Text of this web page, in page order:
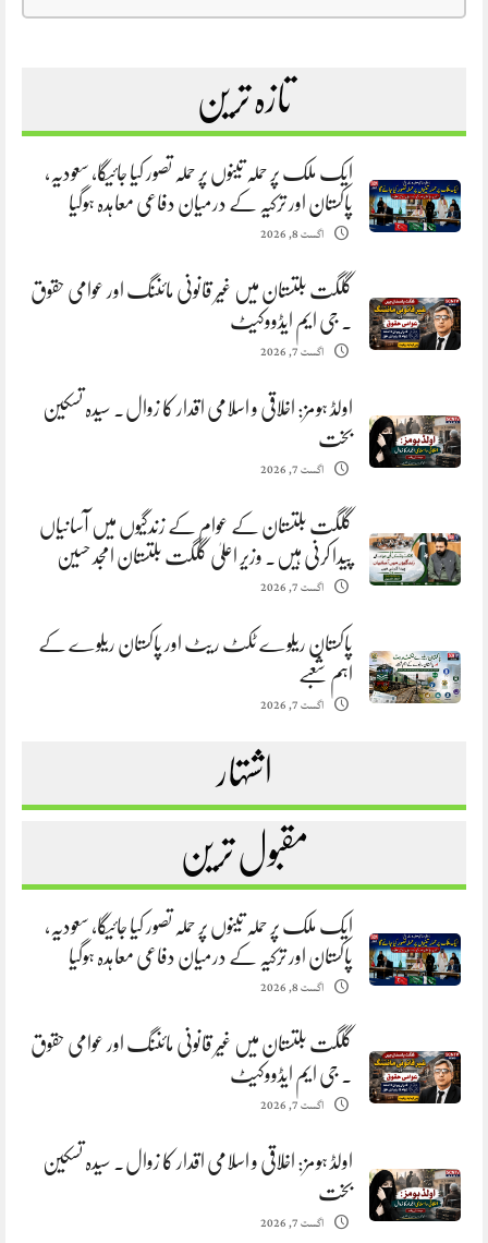
تازہ ترین
ایک ملک پر حملہ تینوں پر حملہ تصور کیا جائیگا، سعودیہ،
پاکستان اور ترکیہ کے درمیان دفاعی معاہدہ ہوگیا
اگست 8, 2026
گلگت بلتستان میں غیر قانونی مائننگ اور عوامی حقوق
. جی ایم ایڈووکیٹ
اگست 7, 2026
اولڈ ہومز: اخلاقی و اسلامی اقدار کا زوال. سیدہ تسکین
بخت
اگست 7, 2026
گلگت بلتستان کے عوام کے زندگیوں میں آسانیاں
پیدا کرنی ہیں. وزیر اعلیٰ گلگت بلتستان امجد حسین
اگست 7, 2026
پاکستان ریلوے ٹکٹ ریٹ اور پاکستان ریلوے کے
اہم شعبے
اگست 7, 2026
اشتہار
مقبول ترین
ایک ملک پر حملہ تینوں پر حملہ تصور کیا جائیگا، سعودیہ،
پاکستان اور ترکیہ کے درمیان دفاعی معاہدہ ہوگیا
اگست 8, 2026
گلگت بلتستان میں غیر قانونی مائننگ اور عوامی حقوق
. جی ایم ایڈووکیٹ
اگست 7, 2026
اولڈ ہومز: اخلاقی و اسلامی اقدار کا زوال. سیدہ تسکین
بخت
اگست 7, 2026